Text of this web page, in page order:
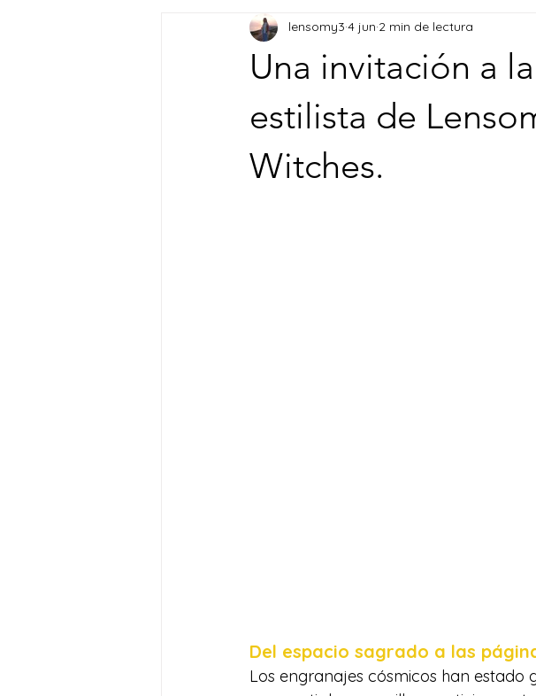
Una invitación a
estilista de
Witches.
lensomy3 4 jun 2 min de lectura
Del espacio sagrado a las
Los engranajes cósmicos han estado